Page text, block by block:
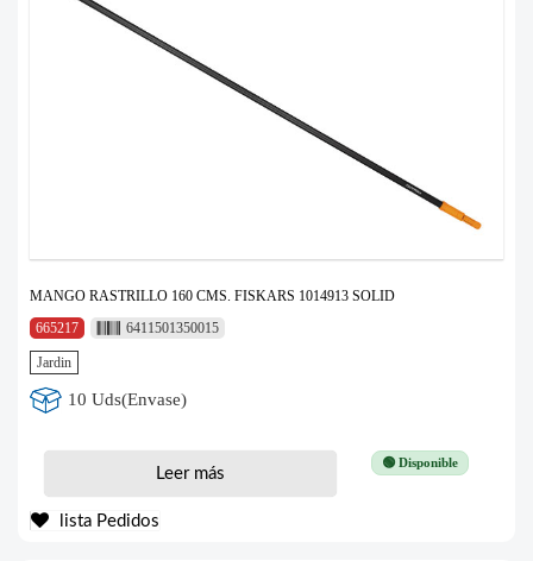
MANGO RASTRILLO 160 CMS. FISKARS 1014913 SOLID
665217
6411501350015
Jardin
10 Uds(Envase)
🟢 Disponible
Leer más
lista Pedidos